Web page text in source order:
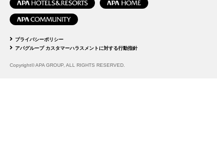
プライバシーポリシー
アパグループ カスタマーハラスメントに対する行動指針
Copyright© APA GROUP, ALL RIGHTS RESERVED.